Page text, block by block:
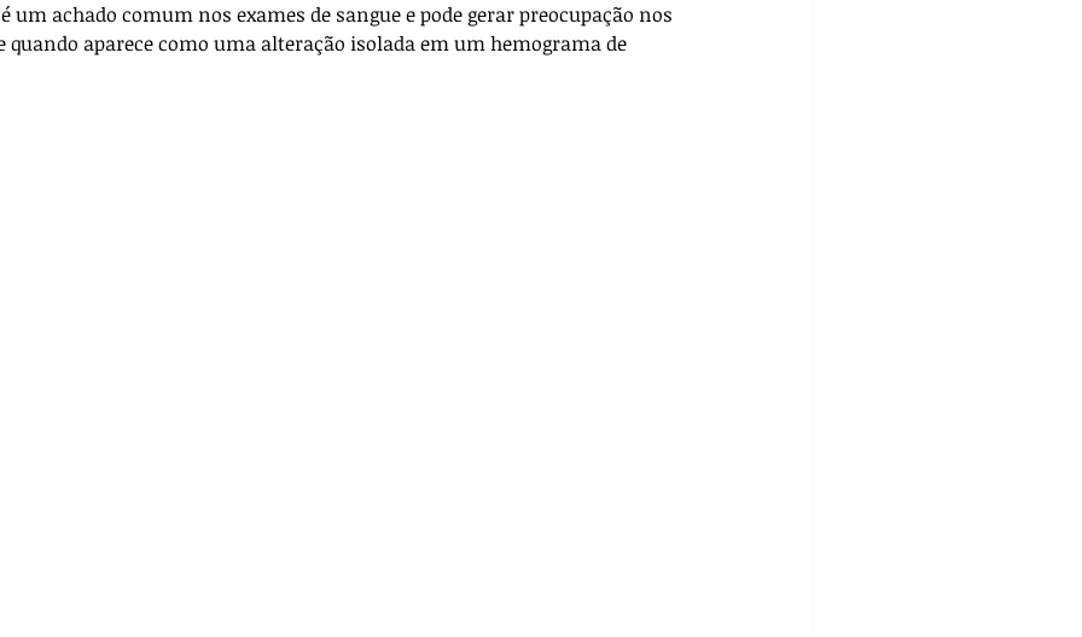
Sutura Pós-operatório
um achado comum nos exames de sangue e pode gerar preocupação nos
quando aparece como uma alteração isolada em um hemograma de